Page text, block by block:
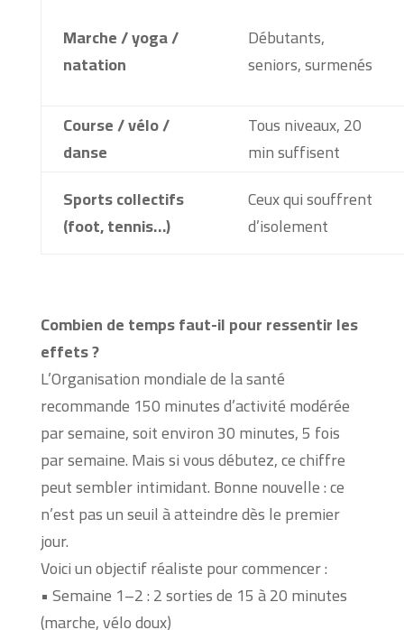
Marche / yoga /
natation
Débutants,
seniors, surmenés
Course / vélo /
danse
Tous niveaux, 20
min suffisent
Sports collectifs
(foot, tennis…)
Ceux qui souffrent
d’isolement
Combien de temps faut-il pour ressentir les
effets ?
L’Organisation mondiale de la santé
recommande 150 minutes d’activité modérée
par semaine, soit environ 30 minutes, 5 fois
par semaine. Mais si vous débutez, ce chiffre
peut sembler intimidant. Bonne nouvelle : ce
n’est pas un seuil à atteindre dès le premier
jour.
Voici un objectif réaliste pour commencer :
• Semaine 1–2 : 2 sorties de 15 à 20 minutes
(marche, vélo doux)